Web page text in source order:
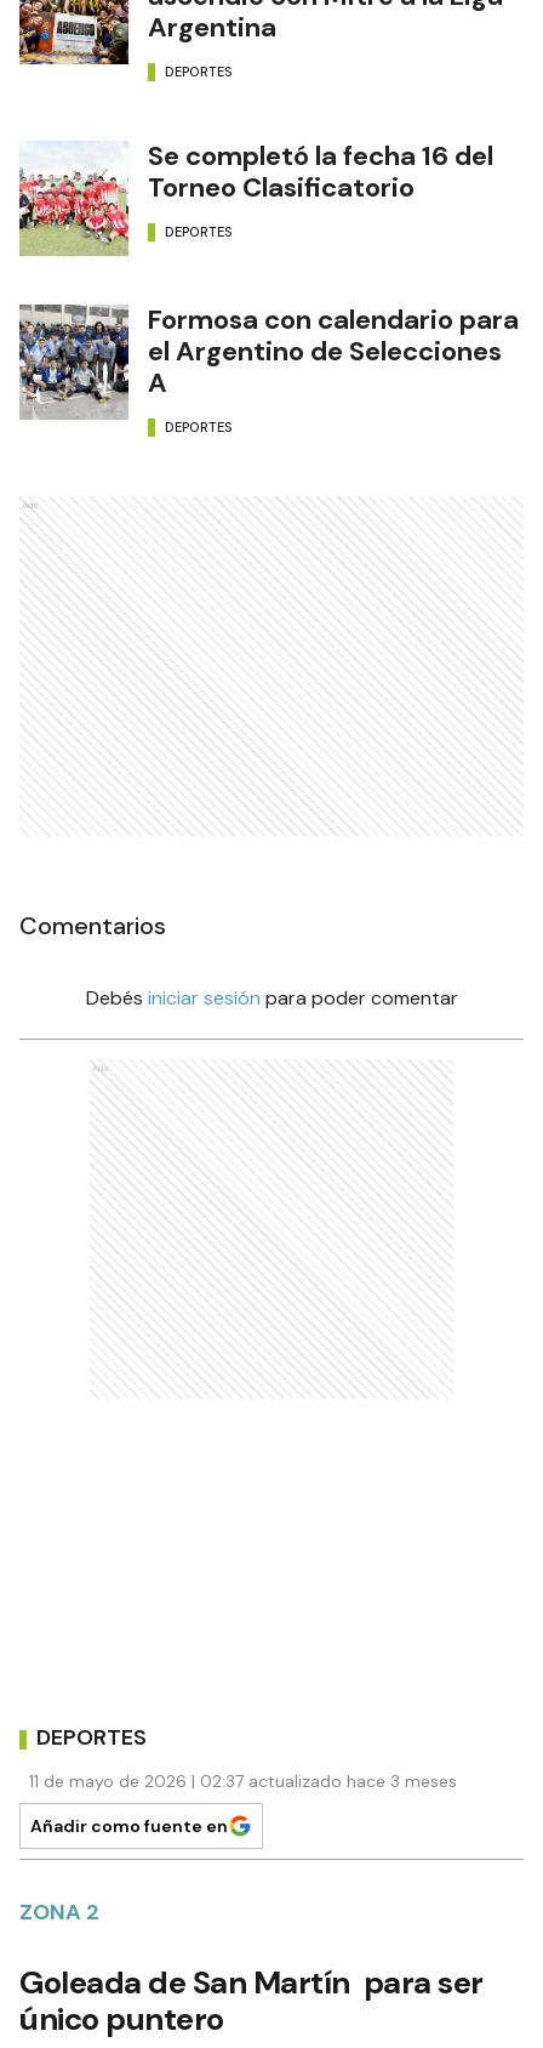
Argentina
DEPORTES
Se completó la fecha 16 del
Torneo Clasificatorio
DEPORTES
Formosa con calendario para
el Argentino de Selecciones
A
DEPORTES
Ads
Comentarios
Debés iniciar sesión para poder comentar
Ads
DEPORTES
11 de mayo de 2026 | 02:37 actualizado hace 3 meses
Añadir como fuente en
ZONA 2
Goleada de San Martín para ser
único puntero